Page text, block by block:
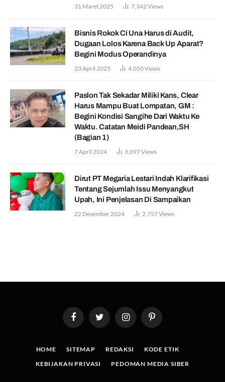
31 Maret 2025 7,342Views
Bisnis Rokok Ci Una Harus di Audit,
Dugaan Lolos Karena Back Up Aparat?
Begini Modus Operandinya
23 April 2025 4,050Views
Paslon Tak Sekadar Miliki Kans, Clear
Harus Mampu Buat Lompatan, GM :
Begini Kondisi Sangihe Dari Waktu Ke
Waktu. Catatan Meidi Pandean,SH
(Bagian 1)
7 April 2024 3,097Views
Dirut PT Megaria Lestari Indah Klarifikasi
Tentang Sejumlah Issu Menyangkut
Upah, Ini Penjelasan Di Sampaikan
22 Desember 2024 2,757Views
FacebookTwitter InstagramPinterest
HOME SITEMAP REDAKSI
KODE ETIK
KEBIJAKAN PRIVASI
PEDOMAN MEDIA SIBER